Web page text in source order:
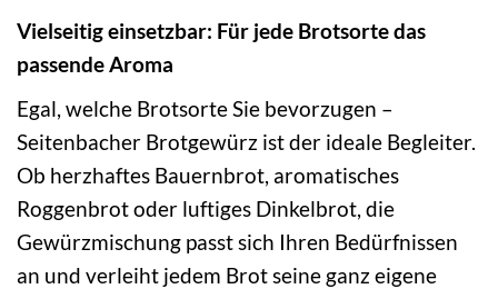
Vielseitig einsetzbar: Für jede Brotsorte das
passende Aroma
Egal, welche Brotsorte Sie bevorzugen –
Seitenbacher Brotgewürz ist der ideale Begleiter.
Ob herzhaftes Bauernbrot, aromatisches
Roggenbrot oder luftiges Dinkelbrot, die
Gewürzmischung passt sich Ihren Bedürfnissen
an und verleiht jedem Brot seine ganz eigene